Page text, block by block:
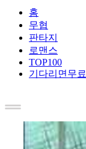
홈
무협
판타지
로맨스
TOP100
기다리면무료